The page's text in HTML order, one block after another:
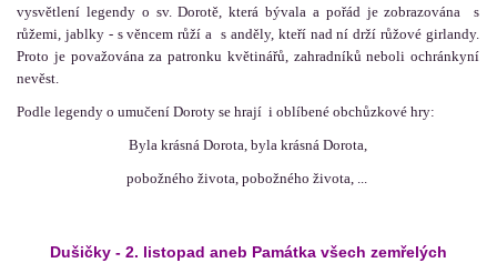
vysvětlení legendy o sv. Dorotě, která bývala a pořád je zobrazována s
růžemi, jablky - s věncem růží a s anděly, kteří nad ní drží růžové girlandy.
Proto je považována za patronku květinářů, zahradníků neboli ochránkyní
nevěst.
Podle legendy o umučení Doroty se hrají i oblíbené obchůzkové hry:
Byla krásná Dorota, byla krásná Dorota,
pobožného života, pobožného života, ...
Dušičky - 2. listopad aneb Památka všech zemřelých